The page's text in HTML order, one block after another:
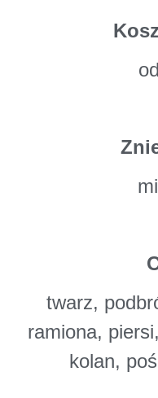
twarz,
ramiona,
kolan,